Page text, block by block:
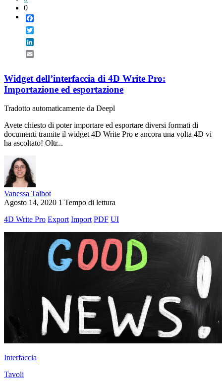
0
Widget dell’interfaccia di 4D Write Pro:
Importazione ed esportazione
Tradotto automaticamente da Deepl
Avete chiesto di poter importare ed esportare diversi formati di
documenti tramite il widget 4D Write Pro e ancora una volta 4D vi
ha ascoltato! Oltr...
Vanessa Talbot
Agosto 14, 2020 1 Tempo di lettura
4D Write Pro Export Import PDF UI
Interfaccia
Tavoli